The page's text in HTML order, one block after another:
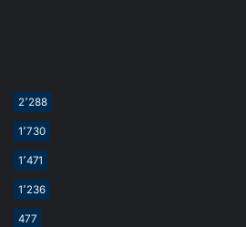
2٬288
1٬730
1٬471
1٬236
477